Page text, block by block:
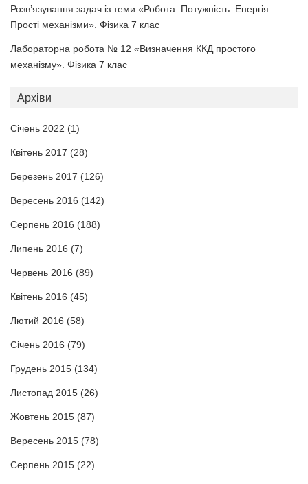
Розв’язування задач із теми «Робота. Потужність. Енергія.
Прості механізми». Фізика 7 клас
Лабораторна робота № 12 «Визначення ККД простого
механізму». Фізика 7 клас
Архіви
Січень 2022 (1)
Квітень 2017 (28)
Березень 2017 (126)
Вересень 2016 (142)
Серпень 2016 (188)
Липень 2016 (7)
Червень 2016 (89)
Квітень 2016 (45)
Лютий 2016 (58)
Січень 2016 (79)
Грудень 2015 (134)
Листопад 2015 (26)
Жовтень 2015 (87)
Вересень 2015 (78)
Серпень 2015 (22)